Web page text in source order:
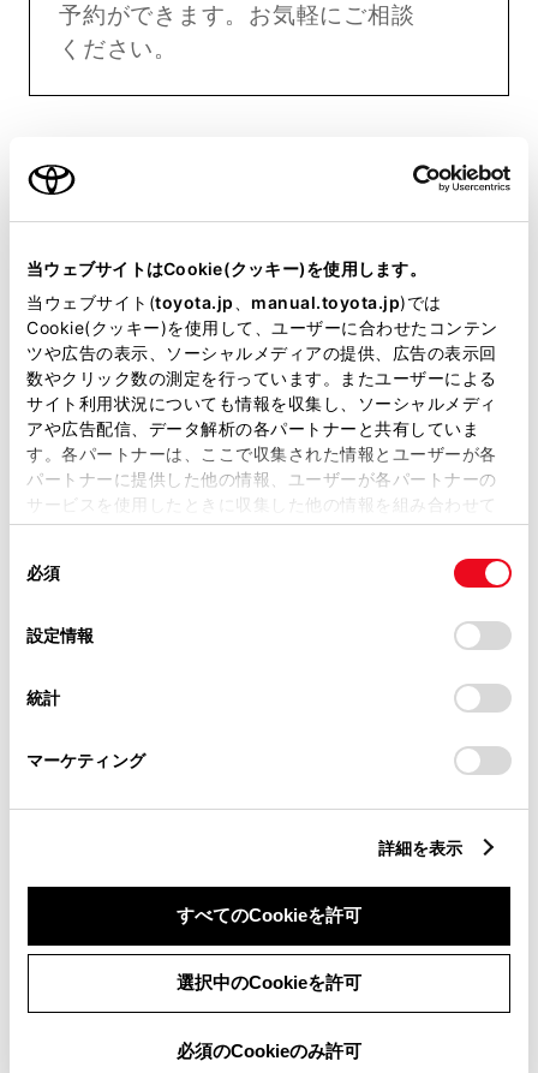
当ウェブサイトはCookie(クッキー)を使用します。
当ウェブサイト(toyota.jp manual.toyota.jp)では
Cookie(クッキー)を使用して、ユーザーに合わせたコンテン
ツや広告の表示、ソーシャルメディアの提供、広告の表示回
数やクリック数の測定を行っています。またユーザーによる
サイト利用状況についても情報を収集し、ソーシャルメディ
アや広告配信、データ解析の各パートナーと共有していま
す。各パートナーは、ここで収集された情報とユーザーが各
パートナーに提供した他の情報、ユーザーが各パートナーの
サービスを使用したときに収集した他の情報を組み合わせて
使用することがあります。当ウェブサイトの使用を続行する
デバイスにすべてのCookie(クッキー)が保存されることに同
意したことになります。Cookie(クッキー)のオプトアウト、
設定の変更、同意を撤回したりするにあたっては、当社の
「Cookie（クッキー）情報の取り扱いについて
」をご覧くだ
必須
設定情報
統計
マーケティング
詳細を表示
すべてのCookieを許可
選択中のCookieを許可
必須のCookieのみ許可
予約ができます。お気軽にご相談
ください。
WEBカタログ
よくあるご質問
仕様・諸元
操作ガイド